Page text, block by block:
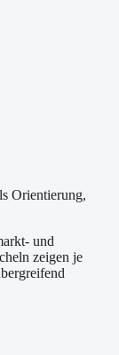
Orientierung,
und
zeigen je